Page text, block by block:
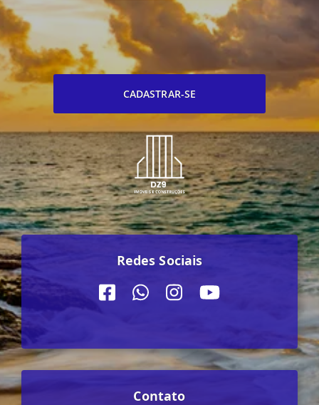
CADASTRAR-SE
Redes Sociais
Contato